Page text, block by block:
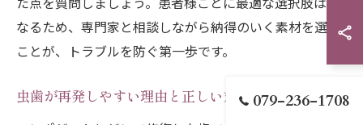
なるため、専門家と相談しながら納得のいく素材を選ぶ
ことが、トラブルを防ぐ第一歩です。
虫歯が再発しやすい理由と正しい対策法079-236-1708